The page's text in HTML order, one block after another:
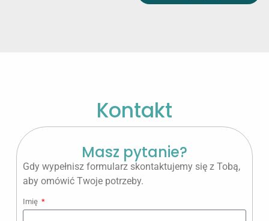
Kontakt
Masz pytanie?
Gdy wypełnisz formularz skontaktujemy się z Tobą,
aby omówić Twoje potrzeby.
Imię